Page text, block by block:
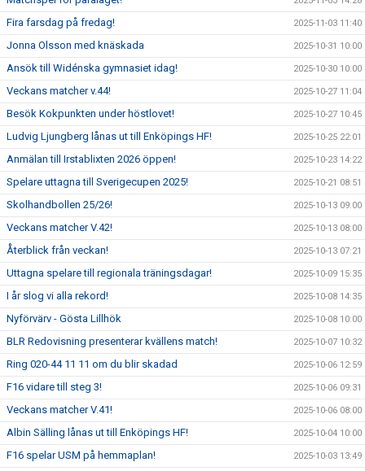
Fira farsdag på fredag! 2025-11-03 11:40
Jonna Olsson med knäskada 2025-10-31 10:00
Ansök till Widénska gymnasiet idag! 2025-10-30 10:00
Veckans matcher v.44! 2025-10-27 11:04
Besök Kokpunkten under höstlovet! 2025-10-27 10:45
Ludvig Ljungberg lånas ut till Enköpings HF! 2025-10-25 22:01
Anmälan till Irstablixten 2026 öppen! 2025-10-23 14:22
Spelare uttagna till Sverigecupen 2025! 2025-10-21 08:51
Skolhandbollen 25/26! 2025-10-13 09:00
Veckans matcher V.42! 2025-10-13 08:00
Återblick från veckan! 2025-10-13 07:21
Uttagna spelare till regionala träningsdagar! 2025-10-09 15:35
I år slog vi alla rekord! 2025-10-08 14:35
Nyförvärv - Gösta Lillhök 2025-10-08 10:00
BLR Redovisning presenterar kvällens match! 2025-10-07 10:32
Ring 020-44 11 11 om du blir skadad 2025-10-06 12:59
F16 vidare till steg 3! 2025-10-06 09:31
Veckans matcher V.41! 2025-10-06 08:00
Albin Sälling lånas ut till Enköpings HF! 2025-10-04 10:00
F16 spelar USM på hemmaplan! 2025-10-03 13:49